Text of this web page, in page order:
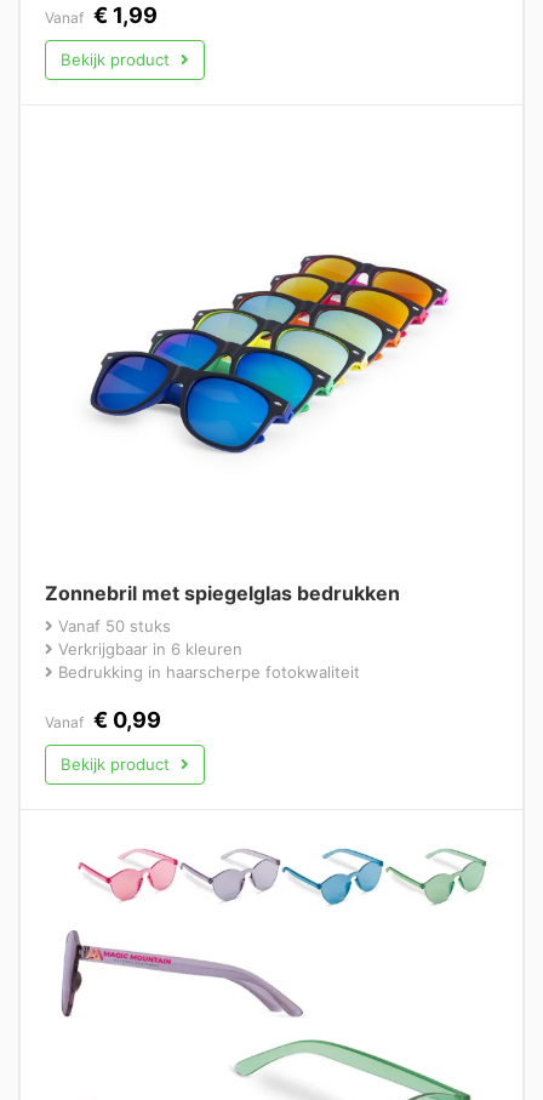
Vanaf € 1,99
Bekijk product
Zonnebril met spiegelglas bedrukken
Vanaf 50 stuks
Verkrijgbaar in 6 kleuren
Bedrukking in haarscherpe fotokwaliteit
Vanaf € 0,99
Bekijk product